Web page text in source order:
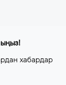
хабардар